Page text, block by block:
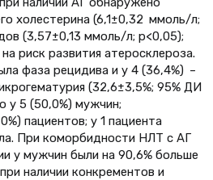
холестерина (6,1±0,32 ммоль/л;
(3,57±0,13 ммоль/л; р<0,05);
риск развития атеросклероза.
фаза рецидива и у 4 (36,4%) –
(32,6±3,5%; 95% ДИ
у 5 (50,0%) мужчин;
пациентов; у 1 пациента
При коморбидности НЛТ с АГ
у мужчин были на 90,6% больше
наличии конкрементов и